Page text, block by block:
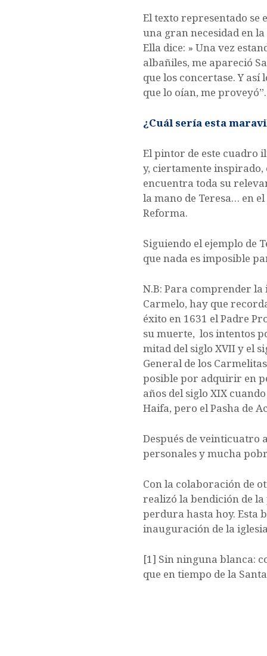
El texto representado se
una gran necesidad en
Ella dice: » Una vez
albañiles, me apareció
que los concertase. Y
que lo oían, me proveyó”.
¿Cuál sería esta
El pintor de este cuadro
y, ciertamente
encuentra toda su
la mano de Teresa… en
Reforma.
Siguiendo el ejemplo de
que nada es imposible
N.B: Para comprender la
Carmelo, hay que
éxito en 1631 el Padre
su muerte, los intentos
mitad del siglo XVII y el
General de los
posible por adquirir en
años del siglo XIX
Haifa, pero el Pasha de
Después de veinticuatro
personales y mucha
Con la colaboración de
realizó la bendición de
perdura hasta hoy. Esta
inauguración de la
[1] Sin ninguna blanca:
que en tiempo de la